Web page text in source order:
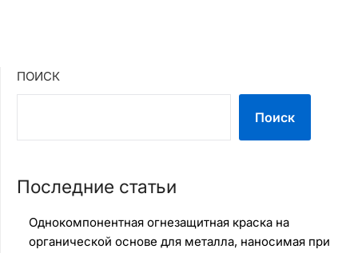
ПОИСК
Поиск
Последние статьи
Однокомпонентная огнезащитная краска на
органической основе для металла, наносимая при